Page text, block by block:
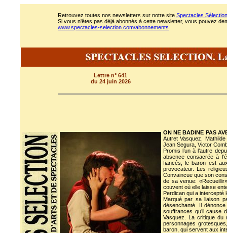
Retrouvez toutes nos newsletters sur notre site Spectacles Sélection
Si vous n'êtes pas déjà abonnés à cette newsletter, vous pouvez
www.spectacles-selection.com/abonnements
Lettre n° 641
du 24 juin 2026
ON NE BADINE PAS
Autret Vasquez,
Jean Segura, Victor
Promis l’un à l’autre
absence consacrée à
fiancés, le baron est
provocateur. Les
Convaincue que son
de sa venue:
couvent où elle laisse
Perdican qui a intercepté
Marqué par sa liaison
désenchanté. Il dénonce
souffrances qu’il cause
Vasquez. La critique du
personnages
baron, qui servent aux